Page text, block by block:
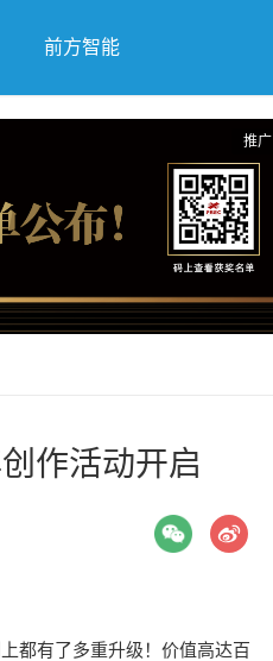
前方智能
推广
作活动开启
都有了多重升级！价值高达百